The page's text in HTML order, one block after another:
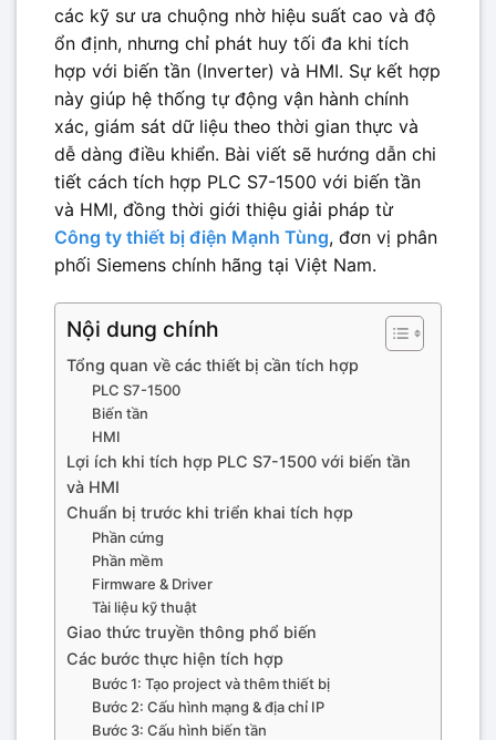
các kỹ sư ưa chuộng nhờ hiệu suất cao và độ
ổn định, nhưng chỉ phát huy tối đa khi tích
hợp với biến tần (Inverter) và HMI. Sự kết hợp
này giúp hệ thống tự động vận hành chính
xác, giám sát dữ liệu theo thời gian thực và
dễ dàng điều khiển. Bài viết sẽ hướng dẫn chi
tiết cách tích hợp PLC S7-1500 với biến tần
và HMI, đồng thời giới thiệu giải pháp từ
Công ty thiết bị điện Mạnh Tùng, đơn vị phân
phối Siemens chính hãng tại Việt Nam.
Nội dung chính
Tổng quan về các thiết bị cần tích hợp
PLC S7-1500
Biến tần
HMI
Lợi ích khi tích hợp PLC S7-1500 với biến tần
và HMI
Chuẩn bị trước khi triển khai tích hợp
Phần cứng
Phần mềm
Firmware & Driver
Tài liệu kỹ thuật
Giao thức truyền thông phổ biến
Các bước thực hiện tích hợp
Bước 1: Tạo project và thêm thiết bị
Bước 2: Cấu hình mạng & địa chỉ IP
Bước 3: Cấu hình biến tần